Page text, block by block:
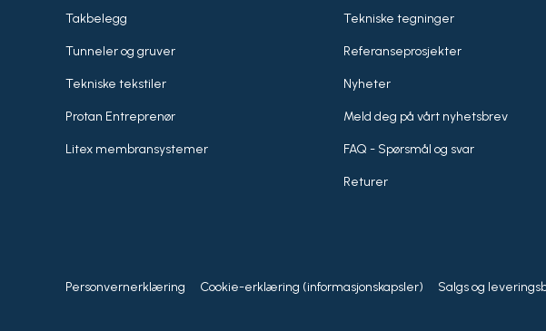
Takbelegg
Tunneler og gruver
Tekniske tekstiler
Protan Entreprenør
Litex membransystemer
Tekniske tegninger
Referanseprosjekter
Nyheter
Meld deg på vårt nyhetsbrev
FAQ - Spørsmål og svar
Returer
Personvernerklæring Cookie-erklæring (informasjonskapsler) Salgs og